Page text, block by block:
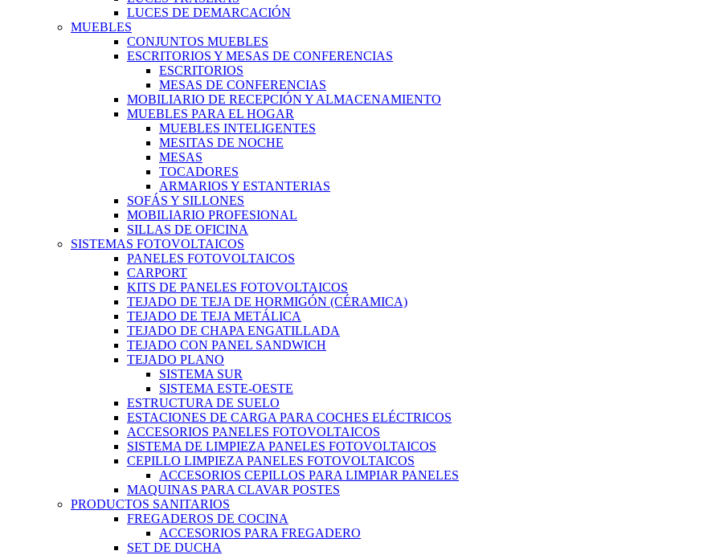
LUCES DE DEMARCACIÓN
MUEBLES
CONJUNTOS MUEBLES
ESCRITORIOS Y MESAS DE CONFERENCIAS
ESCRITORIOS
MESAS DE CONFERENCIAS
MOBILIARIO DE RECEPCIÓN Y ALMACENAMIENTO
MUEBLES PARA EL HOGAR
MUEBLES INTELIGENTES
MESITAS DE NOCHE
MESAS
TOCADORES
ARMARIOS Y ESTANTERIAS
SOFÁS Y SILLONES
MOBILIARIO PROFESIONAL
SILLAS DE OFICINA
SISTEMAS FOTOVOLTAICOS
PANELES FOTOVOLTAICOS
CARPORT
KITS DE PANELES FOTOVOLTAICOS
TEJADO DE TEJA DE HORMIGÓN (CÉRAMICA)
TEJADO DE TEJA METÁLICA
TEJADO DE CHAPA ENGATILLADA
TEJADO CON PANEL SANDWICH
TEJADO PLANO
SISTEMA SUR
SISTEMA ESTE-OESTE
ESTRUCTURA DE SUELO
ESTACIONES DE CARGA PARA COCHES ELÉCTRICOS
ACCESORIOS PANELES FOTOVOLTAICOS
SISTEMA DE LIMPIEZA PANELES FOTOVOLTAICOS
CEPILLO LIMPIEZA PANELES FOTOVOLTAICOS
ACCESORIOS CEPILLOS PARA LIMPIAR PANELES
MAQUINAS PARA CLAVAR POSTES
PRODUCTOS SANITARIOS
FREGADEROS DE COCINA
ACCESORIOS PARA FREGADERO
SET DE DUCHA